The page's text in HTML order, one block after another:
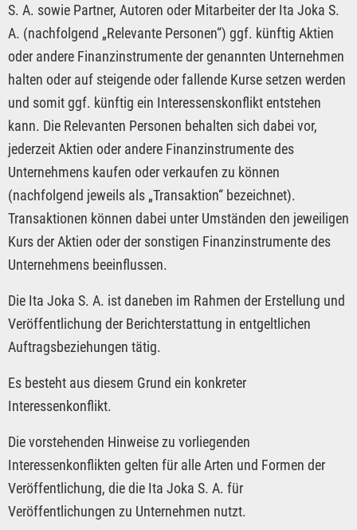
S. A. sowie Partner, Autoren oder Mitarbeiter der Ita Joka S.
A. (nachfolgend „Relevante Personen“) ggf. künftig Aktien
oder andere Finanzinstrumente der genannten Unternehmen
halten oder auf steigende oder fallende Kurse setzen werden
und somit ggf. künftig ein Interessenskonflikt entstehen
kann. Die Relevanten Personen behalten sich dabei vor,
jederzeit Aktien oder andere Finanzinstrumente des
Unternehmens kaufen oder verkaufen zu können
(nachfolgend jeweils als „Transaktion“ bezeichnet).
Transaktionen können dabei unter Umständen den jeweiligen
Kurs der Aktien oder der sonstigen Finanzinstrumente des
Unternehmens beeinflussen.
Die Ita Joka S. A. ist daneben im Rahmen der Erstellung und
Veröffentlichung der Berichterstattung in entgeltlichen
Auftragsbeziehungen tätig.
Es besteht aus diesem Grund ein konkreter
Interessenkonflikt.
Die vorstehenden Hinweise zu vorliegenden
Interessenkonflikten gelten für alle Arten und Formen der
Veröffentlichung, die die Ita Joka S. A. für
Veröffentlichungen zu Unternehmen nutzt.